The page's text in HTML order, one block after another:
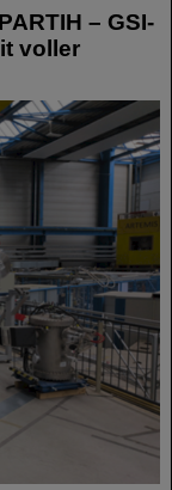
– GSI-
voller